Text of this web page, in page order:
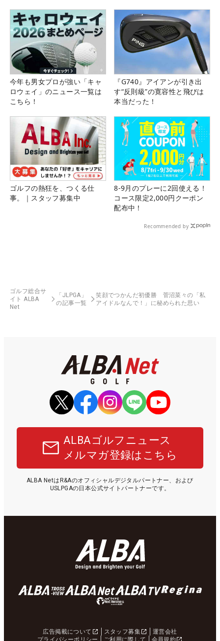
今年も男女プロが強い「キャ
ロウェイ」のニュース一覧は
こちら！
『G740』アイアンが引き出
す“反則級”の寛容性と飛びは
本当だった！
ゴルフの熱狂を、つくる仕
事。｜スタッフ募集中
8-9月のプレーに2回使える！
コース限定2,000円クーポン
配布中！
Recommended by
ゴルフ総合サ
イト ALBA
Net
「JLPGA」
の記事一覧
笑顔でつかんだ初優勝 菅沼菜々の「私
アイドルなんで！」に秘められた思い
ALBAゴルフニュース
メルマガ登録はこちら
ALBA NetはR&Aのオフィシャルデジタルパートナー、および
USLPGAの日本公式サイトパートナーです。
広告掲載について スタッフ募集
運営会社
プライバシーポリシー
ご利用に際して 会員規約